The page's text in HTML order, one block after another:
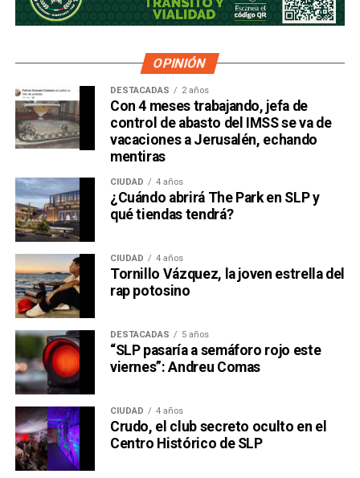
OPINIÓN
DESTACADAS 2 años
Con 4 meses trabajando, jefa de
control de abasto del IMSS se va de
vacaciones a Jerusalén, echando
mentiras
CIUDAD 4 años
¿Cuándo abrirá The Park en SLP y
qué tiendas tendrá?
CIUDAD 4 años
Tornillo Vázquez, la joven estrella del
rap potosino
DESTACADAS 5 años
“SLP pasaría a semáforo rojo este
viernes”: Andreu Comas
CIUDAD 4 años
Crudo, el club secreto oculto en el
Centro Histórico de SLP